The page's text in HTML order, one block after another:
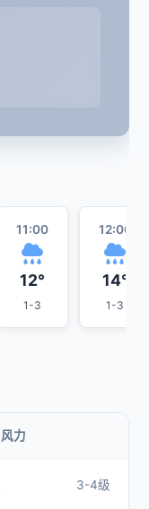
11:00
12°
1-3
12:00
14°
1-3
风力
3-4级